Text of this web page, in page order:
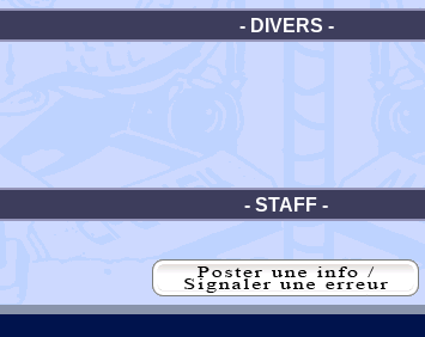
- DIVERS -
- STAFF -